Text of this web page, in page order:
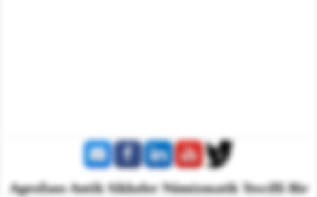
Agesilaos Antik Sikkeler Nümizmatik Tescilli Bir